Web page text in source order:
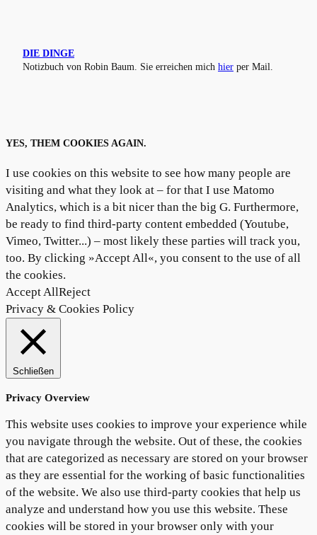
DIE DINGE
Notizbuch von Robin Baum. Sie erreichen mich hier per Mail.
YES, THEM COOKIES AGAIN.
I use cookies on this website to see how many people are
visiting and what they look at – for that I use Matomo
Analytics, which is a bit nicer than the big G. Furthermore,
be ready to find third-party content embedded (Youtube,
Vimeo, Twitter...) – most likely these parties will track you,
too. By clicking »Accept All«, you consent to the use of all
the cookies.
Accept AllReject
Privacy & Cookies Policy
Schließen
Privacy Overview
This website uses cookies to improve your experience while
you navigate through the website. Out of these, the cookies
that are categorized as necessary are stored on your browser
as they are essential for the working of basic functionalities
of the website. We also use third-party cookies that help us
analyze and understand how you use this website. These
cookies will be stored in your browser only with your